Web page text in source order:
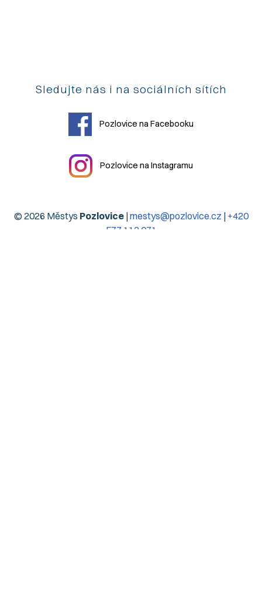
Sledujte nás i na sociálních sítích
Pozlovice na Facebooku
Pozlovice na Instagramu
© 2026 Městys Pozlovice|mestys@pozlovice.cz | +420
577 113 071